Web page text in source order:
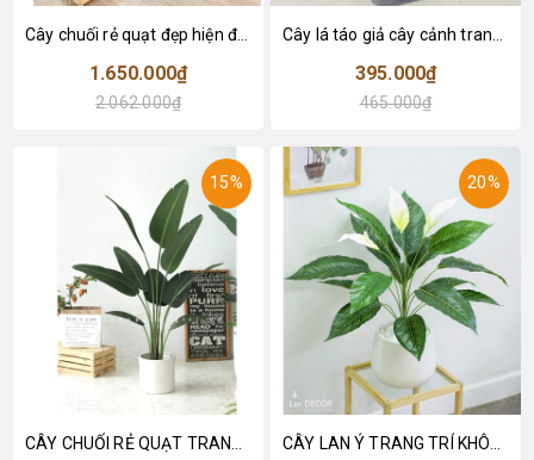
Cây chuối rẻ quạt đẹp hiện đại trang trí 1m8 - LC3019 (Gồm 12 lá)
1.650.000₫
2.062.000₫
395.000₫
465.000₫
15% 20%